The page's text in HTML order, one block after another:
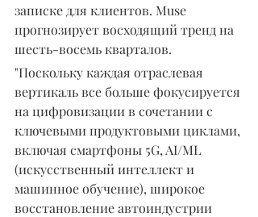
записке для клиентов. Muse
прогнозирует восходящий тренд на
шесть-восемь кварталов.
"Поскольку каждая отраслевая
вертикаль все больше фокусируется
на цифровизации в сочетании с
ключевыми продуктовыми циклами,
включая смартфоны 5G, AI/ML
(искусственный интеллект и
машинное обучение), широкое
восстановление автоиндустрии